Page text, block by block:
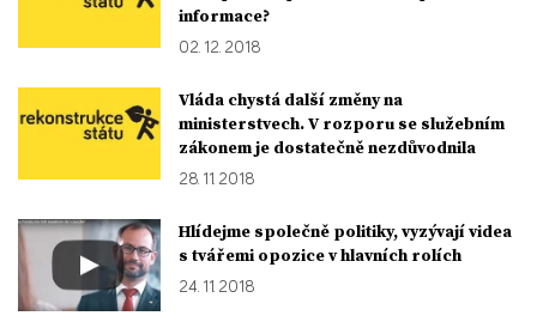
informace?
02. 12. 2018
Vláda chystá další změny na
ministerstvech. V rozporu se služebním
zákonem je dostatečně nezdůvodnila
28. 11. 2018
Hlídejme společně politiky, vyzývají videa
s tvářemi opozice v hlavních rolích
24. 11. 2018